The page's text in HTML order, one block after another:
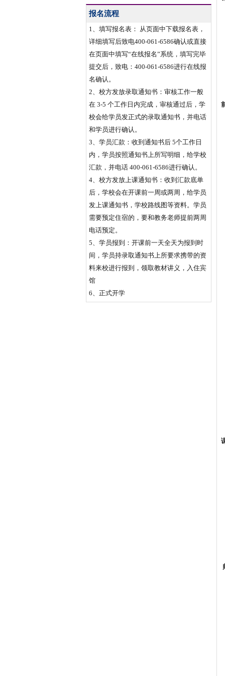
报名流程
1、填写报名表： 从页面中下载报名表，
详细填写后致电400-061-6586确认或直接
在页面中填写“在线报名”系统，填写完毕
提交后，致电：400-061-6586进行在线报
名确认。
2、校方发放录取通知书：审核工作一般
在 3-5 个工作日内完成，审核通过后，学
校会给学员发正式的录取通知书，并电话
和学员进行确认。
3、学员汇款：收到通知书后 5个工作日
内，学员按照通知书上所写明细，给学校
汇款，并电话 400-061-6586进行确认。
4、校方发放上课通知书：收到汇款底单
后，学校会在开课前一周或两周，给学员
发上课通知书，学校路线图等资料。学员
需要预定住宿的，要和教务老师提前两周
电话预定。
5、学员报到：开课前一天全天为报到时
间，学员持录取通知书上所要求携带的资
料来校进行报到，领取教材讲义，入住宾
馆
6、正式开学